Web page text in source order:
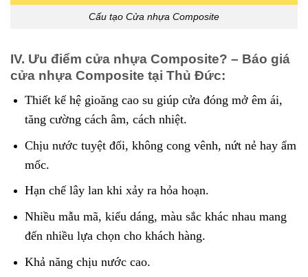
Cấu tạo Cửa nhựa Composite
IV. Ưu điểm cửa nhựa Composite? – Báo giá
cửa nhựa Composite tại Thủ Đức:
Thiết kế hệ gioăng cao su giúp cửa đóng mở êm ái,
tăng cường cách âm, cách nhiệt.
Chịu nước tuyệt đối, không cong vênh, nứt nẻ hay ẩm
mốc.
Hạn chế lây lan khi xảy ra hỏa hoạn.
Nhiều mẫu mã, kiểu dáng, màu sắc khác nhau mang
đến nhiều lựa chọn cho khách hàng.
Khả năng chịu nước cao.